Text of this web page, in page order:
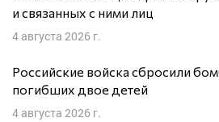
и связанных с ними лиц
4 августа 2026 г.
Российские войска сбросили
погибших двое детей
4 августа 2026 г.